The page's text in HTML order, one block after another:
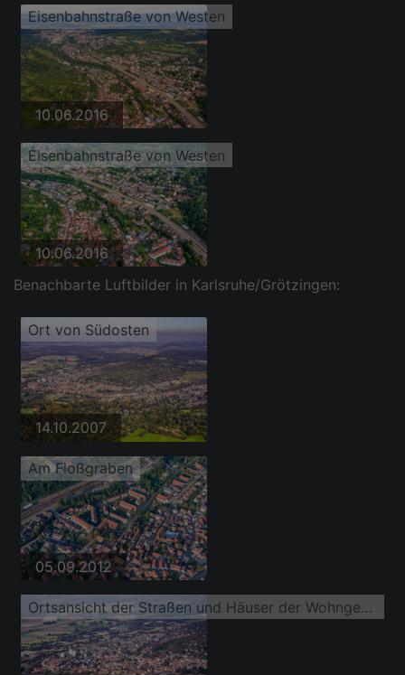
Eisenbahnstraße von Westen
10.06.2016
Eisenbahnstraße von Westen
10.06.2016
Benachbarte Luftbilder in Karlsruhe/Grötzingen:
Ort von Südosten
14.10.2007
Am Floßgraben
05.09.2012
Ortsansicht der Straßen und Häuser der Wohngebiete